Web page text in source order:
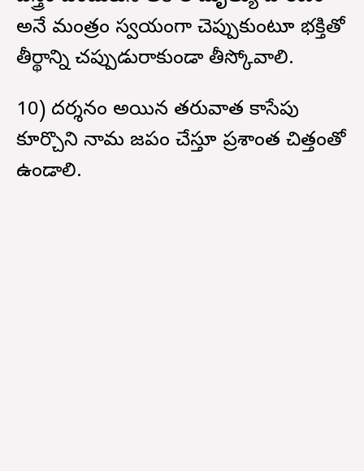
అనే మంత్రం స్వయంగా చెప్పుకుంటూ భక్తితో
తీర్థాన్ని చప్పుడురాకుండా తీస్కోవాలి.
10) దర్శనం అయిన తరువాత కాసేపు
కూర్చొని నామ జపం చేస్తూ ప్రశాంత చిత్తంతో
ఉండాలి.